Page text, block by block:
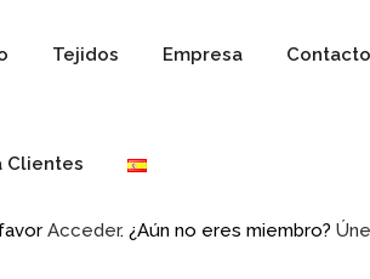
Tejidos Empresa Contacto
Clientes
Acceder. ¿Aún no eres miembro?